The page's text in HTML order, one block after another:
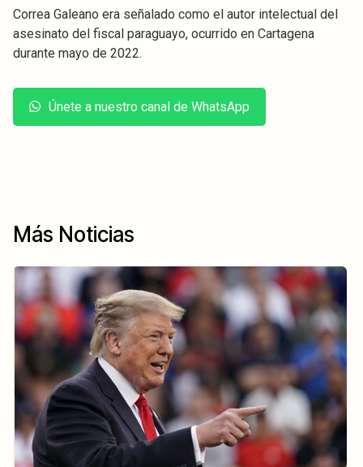
Correa Galeano era señalado como el autor intelectual del
asesinato del fiscal paraguayo, ocurrido en Cartagena
durante mayo de 2022.
Únete a nuestro canal de WhatsApp
Más Noticias